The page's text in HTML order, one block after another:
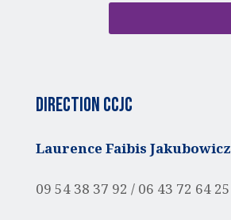
Direction CCJC
Laurence Faibis Jakubowicz
09 54 38 37 92 / 06 43 72 64 25